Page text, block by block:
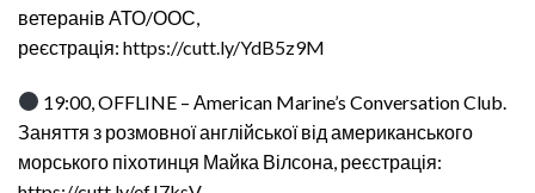
ветеранів АТО/ООС,
реєстрація: https://cutt.ly/YdB5z9M
19:00, OFFLINE – Аmerican Marine’s Conversation Club.
Заняття з розмовної англійської від американського
морського піхотинця Майка Вілсона, реєстрація: